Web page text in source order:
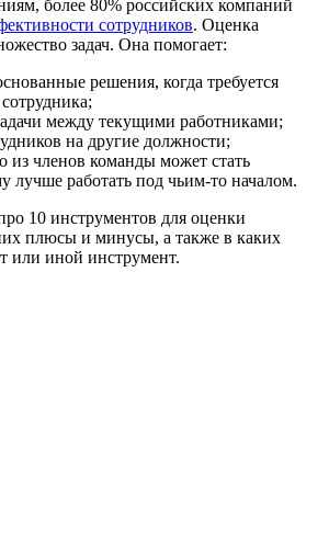
более 80% российских компаний
сотрудников. Оценка
задач. Она помогает:
решения, когда требуется
между текущими работниками;
на другие должности;
из членов команды может стать
лучше работать под чьим-то началом.
10 инструментов для оценки
плюсы и минусы, а также в каких
или иной инструмент.